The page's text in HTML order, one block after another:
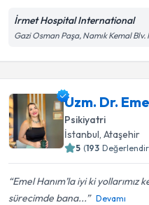
İrmet Hospital International
Gazi Osman Paşa, Namık Kemal Blv.
Uzm. Dr.
Psikiyatri
İstanbul, Ataşehir
5 (193
Emel Hanım’la iyi ki yollarımız
sürecimde bana...
Devamı